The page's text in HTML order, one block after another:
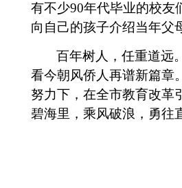
有不少90年代毕业的校友
向自己的孩子介绍当年
百年树人，任重道远
看今朝风侨人再谱新篇章。
努力下，在全市教育改革
碧海里，乘风破浪，勇往